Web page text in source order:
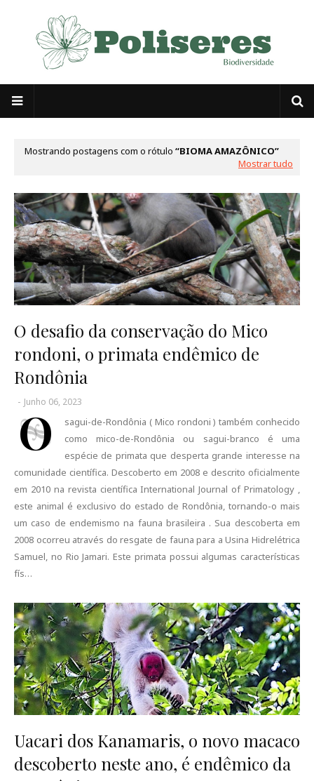
Mostrando postagens com o rótulo
BIOMA AMAZÔNICO
Mostrar tudo
O desafio da conservação do Mico
rondoni, o primata endêmico de
Rondônia
- Junho 06, 2023
O
sagui-de-Rondônia ( Mico rondoni ) também conhecido
como mico-de-Rondônia ou sagui-branco é uma
espécie de primata que desperta grande interesse na
comunidade científica. Descoberto em 2008 e descrito oficialmente
em 2010 na revista científica International Journal of Primatology ,
este animal é exclusivo do estado de Rondônia, tornando-o mais
um caso de endemismo na fauna brasileira . Sua descoberta em
2008 ocorreu através do resgate de fauna para a Usina Hidrelétrica
Samuel, no Rio Jamari. Este primata possui algumas características
fís…
Uacari dos Kanamaris, o novo macaco
descoberto neste ano, é endêmico da